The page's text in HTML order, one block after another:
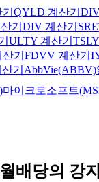
QYLD 계산기
기 DIV 계산기
ULTY 계산기 TSLY
기 FDVV 계산기
기 AbbVie(ABBV)
마이크로소프트
배당의 강